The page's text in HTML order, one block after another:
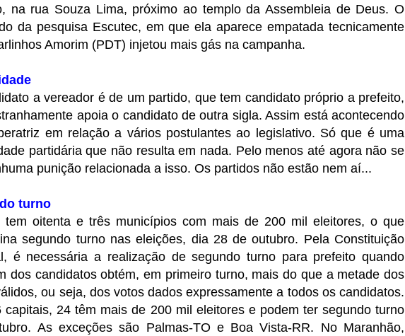
na rua Souza Lima, próximo ao templo da Assembleia de Deus. O
da pesquisa Escutec, em que ela aparece empatada tecnicamente
Amorim (PDT) injetou mais gás na campanha.
a vereador é de um partido, que tem candidato próprio a prefeito,
apoia o candidato de outra sigla. Assim está acontecendo
em relação a vários postulantes ao legislativo. Só que é uma
partidária que não resulta em nada. Pelo menos até agora não se
punição relacionada a isso. Os partidos não estão nem aí...
turno
tem oitenta e três municípios com mais de 200 mil eleitores, o que
segundo turno nas eleições, dia 28 de outubro. Pela Constituição
é necessária a realização de segundo turno para prefeito quando
dos candidatos obtém, em primeiro turno, mais do que a metade dos
ou seja, dos votos dados expressamente a todos os candidatos.
capitais, 24 têm mais de 200 mil eleitores e podem ter segundo turno
As exceções são Palmas-TO e Boa Vista-RR. No Maranhão,